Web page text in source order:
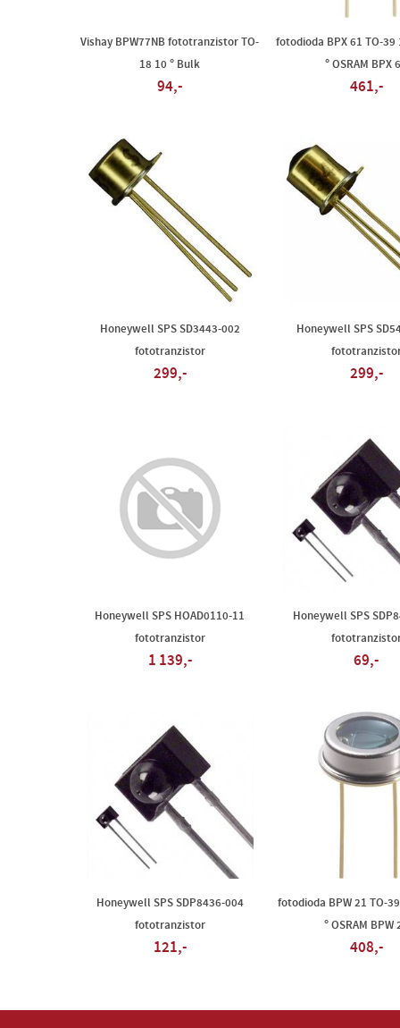
Vishay BPW77NB fototranzistor TO-
18 10 ° Bulk
94,-
fotodioda BPX 61 TO-39
° OSRAM BPX
461,-
Honeywell SPS SD3443-002
fototranzistor
299,-
Honeywell SPS
299,-
Honeywell SPS HOAD0110-11
fototranzistor
1 139,-
Honeywell SPS
69,-
Honeywell SPS SDP8436-004
fototranzistor
121,-
fotodioda BPW 21 TO-
° OSRAM BPW
408,-